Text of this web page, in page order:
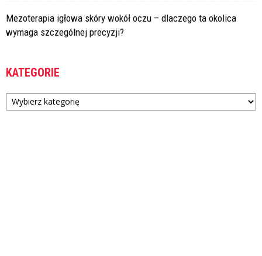
Mezoterapia igłowa skóry wokół oczu – dlaczego ta okolica
wymaga szczególnej precyzji?
KATEGORIE
Kategorie